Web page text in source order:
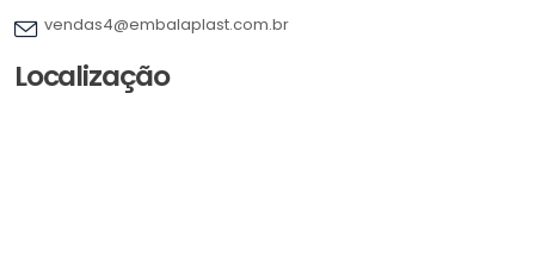
vendas4@embalaplast.com.br
Localização